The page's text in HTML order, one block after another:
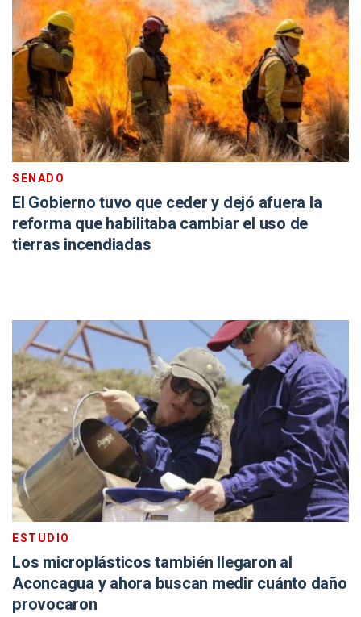
SENADO
El Gobierno tuvo que ceder y dejó afuera la
reforma que habilitaba cambiar el uso de
tierras incendiadas
ESTUDIO
Los microplásticos también llegaron al
Aconcagua y ahora buscan medir cuánto daño
provocaron